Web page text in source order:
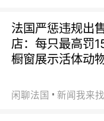
法国严惩违规出
店：每只最高罚
橱窗展示活体动
闲聊法国 新闻我来找